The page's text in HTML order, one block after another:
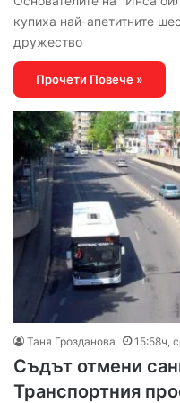
купиха най-апетитните
дружество
Прочети Повече »
Таня Грозданова 15:58ч,
Съдът отмени
Транспортния